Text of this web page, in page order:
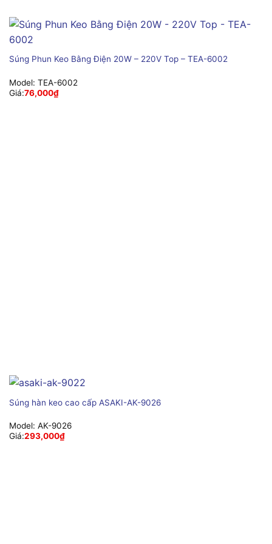
Súng Phun Keo Bằng Điện 20W – 220V Top – TEA-6002
Model: TEA-6002
Giá:76,000₫
Súng hàn keo cao cấp ASAKI-AK-9026
Model: AK-9026
Giá:293,000₫